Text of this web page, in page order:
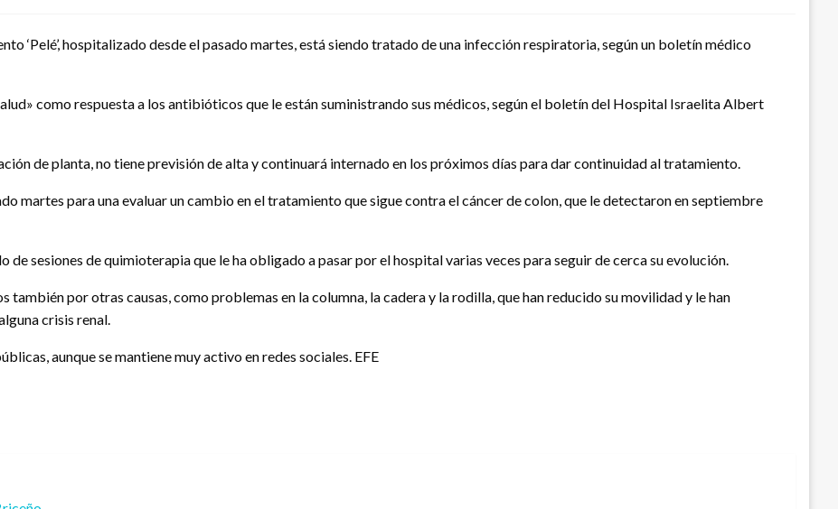
‘Pelé’, hospitalizado desde el pasado martes, está siendo tratado de una infección respiratoria, según un boletín médico
como respuesta a los antibióticos que le están suministrando sus médicos, según el boletín del Hospital Israelita Albert
de planta, no tiene previsión de alta y continuará internado en los próximos días para dar continuidad al tratamiento.
martes para una evaluar un cambio en el tratamiento que sigue contra el cáncer de colon, que le detectaron en septiembre
de sesiones de quimioterapia que le ha obligado a pasar por el hospital varias veces para seguir de cerca su evolución.
también por otras causas, como problemas en la columna, la cadera y la rodilla, que han reducido su movilidad y le han
crisis renal.
aunque se mantiene muy activo en redes sociales. EFE